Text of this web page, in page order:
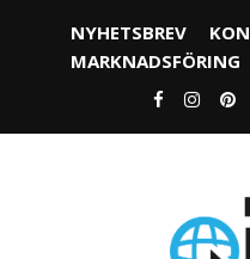
NYHETSBREV
MARKNADSFÖRING